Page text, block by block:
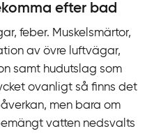
efter bad
feber. Muskelsmärtor,
av övre luftvägar,
samt hudutslag som
ovanligt så finns det
men bara om
vatten nedsvalts